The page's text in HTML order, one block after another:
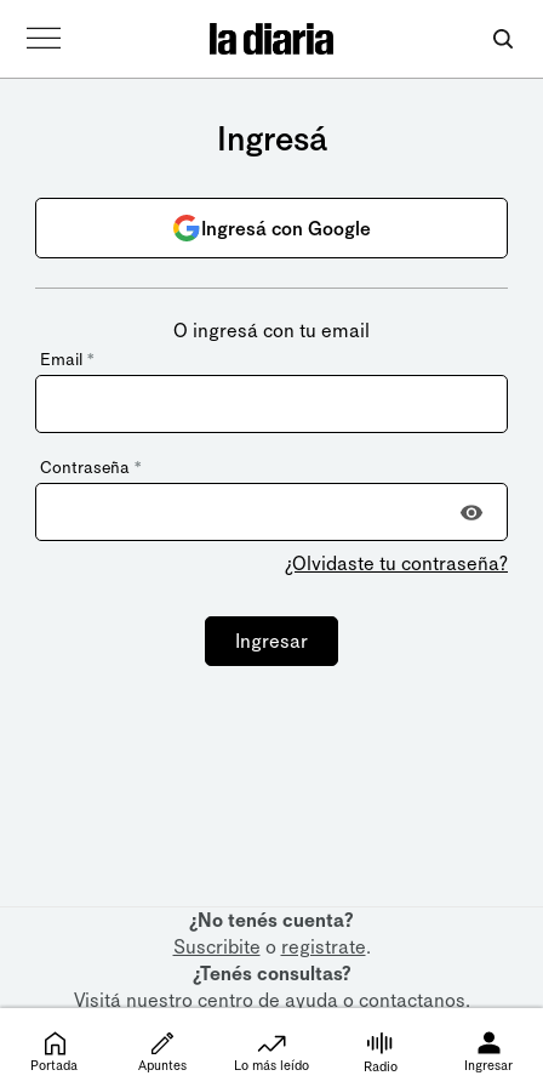
Ingresá
Ingresá con Google
O ingresá con tu email
Email *
Contraseña *
¿Olvidaste tu contraseña?
Ingresar
¿No tenés cuenta?
Suscribite o registrate.
¿Tenés consultas?
Visitá nuestrocentro de ayudaocontactanos.
Portada Apuntes Lo más leído Radio Ingresar